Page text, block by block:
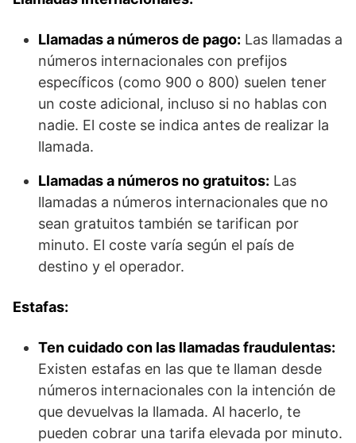
Llamadas a números de pago: Las llamadas a
números internacionales con prefijos
específicos (como 900 o 800) suelen tener
un coste adicional, incluso si no hablas con
nadie. El coste se indica antes de realizar la
llamada.
Llamadas a números no gratuitos: Las
llamadas a números internacionales que no
sean gratuitos también se tarifican por
minuto. El coste varía según el país de
destino y el operador.
Estafas:
Ten cuidado con las llamadas fraudulentas:
Existen estafas en las que te llaman desde
números internacionales con la intención de
que devuelvas la llamada. Al hacerlo, te
pueden cobrar una tarifa elevada por minuto.